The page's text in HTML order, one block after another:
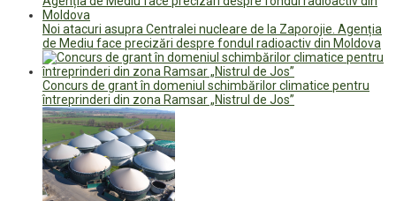
Noi atacuri asupra Centralei nucleare de la Zaporojie. Agenția
de Mediu face precizări despre fondul radioactiv din Moldova
Concurs de grant în domeniul schimbărilor climatice pentru
întreprinderi din zona Ramsar „Nistrul de Jos”